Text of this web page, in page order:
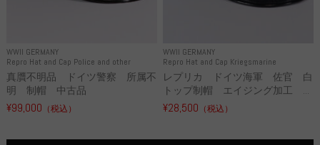
WWII GERMANY
Repro Hat and Cap Police and other
真贋不明品 ドイツ警察 所属不
明 制帽 中古品
¥99,000 （税込）
WWII GERMANY
Repro Hat and Cap Kriegsmarine
レプリカ ドイツ海軍 佐官 白
トップ制帽 エイジング加工 ...
¥28,500 （税込）